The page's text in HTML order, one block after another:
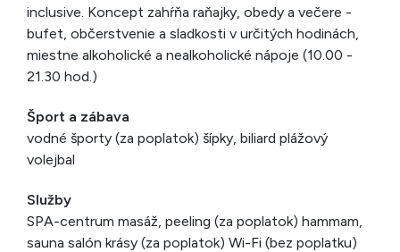
inclusive. Koncept zahŕňa raňajky, obedy a večere -
bufet, občerstvenie a sladkosti v určitých hodinách,
miestne alkoholické a nealkoholické nápoje (10.00 -
21.30 hod.)
Šport a zábava
vodné športy (za poplatok) šípky, biliard plážový
volejbal
Služby
SPA-centrum masáž, peeling (za poplatok) hammam,
sauna salón krásy (za poplatok) Wi-Fi (bez poplatku)